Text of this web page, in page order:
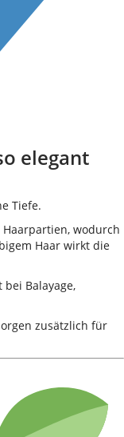
elegant
Tiefe.
wodurch
Haar wirkt die
Balayage,
zusätzlich für